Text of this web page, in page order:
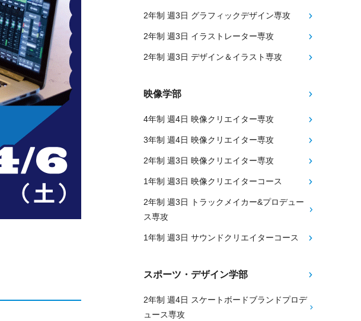
2年制 週3日 グラフィックデザイン専攻
2年制 週3日 イラストレーター専攻
2年制 週3日 デザイン＆イラスト専攻
映像学部
4年制 週4日 映像クリエイター専攻
3年制 週4日 映像クリエイター専攻
2年制 週3日 映像クリエイター専攻
1年制 週3日 映像クリエイターコース
2年制 週3日 トラックメイカー&プロデュー
ス専攻
1年制 週3日 サウンドクリエイターコース
スポーツ・デザイン学部
2年制 週4日 スケートボードブランドプロデ
ュース専攻